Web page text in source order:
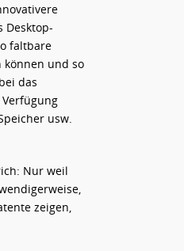
Desktop-
faltbare
können und so
das
usw.
Nur weil
zeigen,